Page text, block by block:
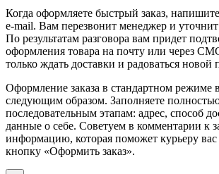
Когда оформляете быстрый заказ,
e-mail. Вам перезвонит менеджер и уточнит
По результатам разговора вам придет
оформления товара на почту или через
только ждать доставки и радоваться новой
Оформление заказа в стандартном режиме
следующим образом. Заполняете
последовательным этапам: адрес, способ
данные о себе. Советуем в комментарии к
информацию, которая поможет курьеру
кнопку «Оформить заказ».